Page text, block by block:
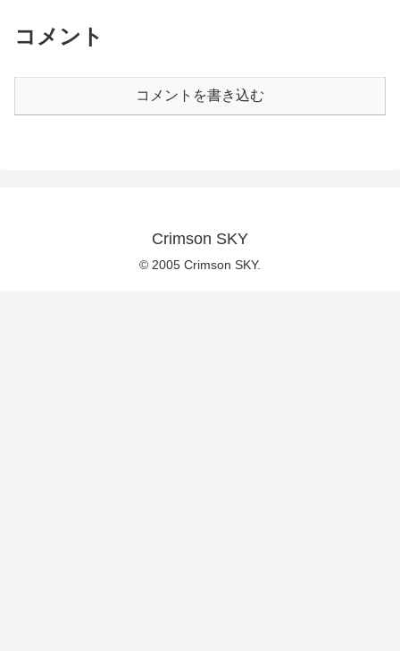
コメント
コメントを書き込む
Crimson SKY
© 2005 Crimson SKY.